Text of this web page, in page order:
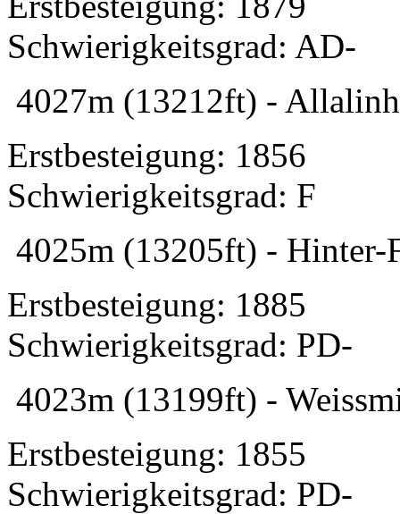
Schwierigkeitsgrad: AD-
4027m (13212ft) -
Erstbesteigung: 1856
Schwierigkeitsgrad: F
4025m (13205ft) - Hinter-
Erstbesteigung: 1885
Schwierigkeitsgrad: PD-
4023m (13199ft) -
Erstbesteigung: 1855
Schwierigkeitsgrad: PD-